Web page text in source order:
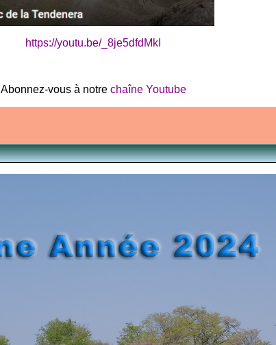
https://youtu.be/_8je5dfdMkI
Abonnez-vous à notre chaîne Youtube